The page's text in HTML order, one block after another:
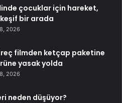
çocuklar için hareket,
bir arada
2026
filmden ketçap paketine
yasak yolda
2026
neden düşüyor?